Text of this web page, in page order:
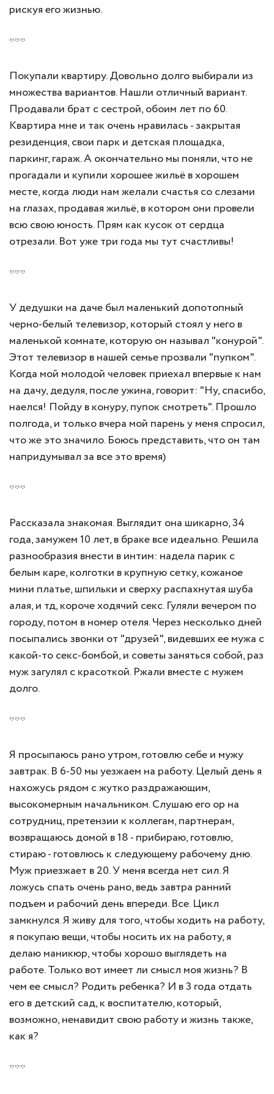
рискуя его жизнью.
***
Покупали квартиру. Довольно долго выбирали из
множества вариантов. Нашли отличный вариант.
Продавали брат с сестрой, обоим лет по 60.
Квартира мне и так очень нравилась - закрытая
резиденция, свои парк и детская площадка,
паркинг, гараж. А окончательно мы поняли, что не
прогадали и купили хорошее жильё в хорошем
месте, когда люди нам желали счастья со слезами
на глазах, продавая жильё, в котором они провели
всю свою юность. Прям как кусок от сердца
отрезали. Вот уже три года мы тут счастливы!
***
У дедушки на даче был маленький допотопный
черно-белый телевизор, который стоял у него в
маленькой комнате, которую он называл "конурой".
Этот телевизор в нашей семье прозвали "пупком".
Когда мой молодой человек приехал впервые к нам
на дачу, дедуля, после ужина, говорит: "Ну, спасибо,
наелся! Пойду в конуру, пупок смотреть". Прошло
полгода, и только вчера мой парень у меня спросил,
что же это значило. Боюсь представить, что он там
напридумывал за все это время)
***
Рассказала знакомая. Выглядит она шикарно, 34
года, замужем 10 лет, в браке все идеально. Решила
разнообразия внести в интим: надела парик с
белым каре, колготки в крупную сетку, кожаное
мини платье, шпильки и сверху распахнутая шуба
алая, и тд, короче ходячий секс. Гуляли вечером по
городу, потом в номер отеля. Через несколько дней
посыпались звонки от "друзей", видевших ее мужа с
какой-то секс-бомбой, и советы заняться собой, раз
муж загулял с красоткой. Ржали вместе с мужем
долго.
***
Я просыпаюсь рано утром, готовлю себе и мужу
завтрак. В 6-50 мы уезжаем на работу. Целый день я
нахожусь рядом с жутко раздражающим,
высокомерным начальником. Слушаю его ор на
сотрудниц, претензии к коллегам, партнерам,
возвращаюсь домой в 18 - прибираю, готовлю,
стираю - готовлюсь к следующему рабочему дню.
Муж приезжает в 20. У меня всегда нет сил. Я
ложусь спать очень рано, ведь завтра ранний
подъем и рабочий день впереди. Все. Цикл
замкнулся. Я живу для того, чтобы ходить на работу,
я покупаю вещи, чтобы носить их на работу, я
делаю маникюр, чтобы хорошо выглядеть на
работе. Только вот имеет ли смысл моя жизнь? В
чем ее смысл? Родить ребенка? И в 3 года отдать
его в детский сад, к воспитателю, который,
возможно, ненавидит свою работу и жизнь также,
как я?
***